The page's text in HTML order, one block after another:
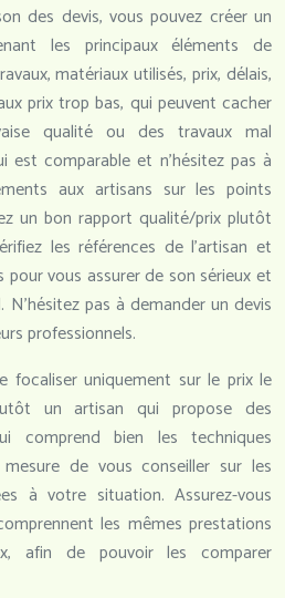
des devis, vous pouvez créer un
les principaux éléments de
matériaux utilisés, prix, délais,
prix trop bas, qui peuvent cacher
qualité ou des travaux mal
est comparable et n’hésitez pas à
aux artisans sur les points
un bon rapport qualité/prix plutôt
les références de l’artisan et
vous assurer de son sérieux et
pas à demander un devis
professionnels.
focaliser uniquement sur le prix le
un artisan qui propose des
comprend bien les techniques
de vous conseiller sur les
à votre situation. Assurez-vous
les mêmes prestations
afin de pouvoir les comparer